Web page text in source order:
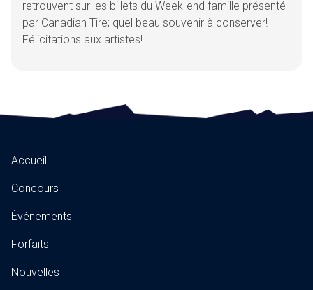
retrouvent sur les billets du Week-end famille présenté
par Canadian Tire; quel beau souvenir à conserver!
Félicitations aux artistes!
Accueil
Concours
Évènements
Forfaits
Nouvelles